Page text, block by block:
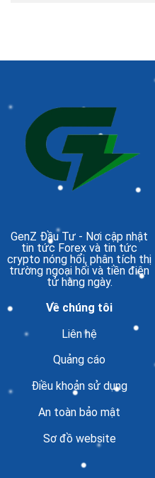
GenZ Đầu Tư - Nơi cập nhật
tin tức Forex và tin tức
crypto nóng hổi, phân tích thị
trường ngoại hối và tiền điện
tử hàng ngày.
Về chúng tôi
Liên hệ
Quảng cáo
Điều khoản sử dụng
An toàn bảo mật
Sơ đồ website